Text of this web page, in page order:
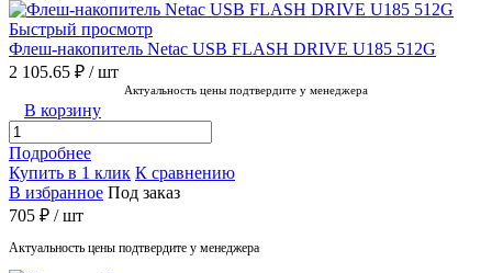
Быстрый просмотр
Флеш-накопитель Netac USB FLASH DRIVE U185 512G
2 105.65 ₽ / шт
Актуальность цены подтвердите у менеджера
В корзину
Подробнее
Купить в 1 клик К сравнению
В избранное Под заказ
705 ₽ / шт
Актуальность цены подтвердите у менеджера